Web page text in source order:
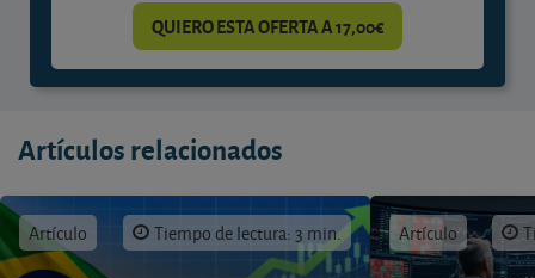
QUIERO ESTA OFERTA A 17,00€
Artículos relacionados
Artículo Tiempo de lectura: 3 min. Artículo